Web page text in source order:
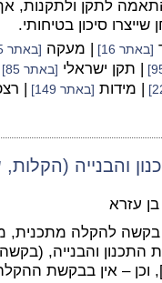
לתקן ולתקנות, אף
סיכון בטיחותי.
[באתר 16] | מעקה [באתר 105]
| תקן ישראלי [באתר 85]
| מידות [באתר 149] |
והבנייה
עזרא
בקשה להקלה מתכנית,
והבנייה,